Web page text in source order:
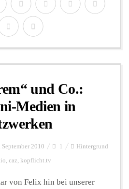
und Co.:
Medien in
September 2010 1 Hintergrund
, caz, kopflicht.tv
von Felix hin bei unserer